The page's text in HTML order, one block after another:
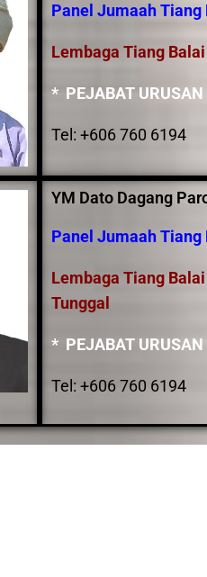
Panel Jumaah Tiang
Lembaga Tiang
* PEJABAT URUSAN
Tel: +606 760 6194
YM Dato Dagang
Panel Jumaah Tiang
Lembaga Tiang
Tunggal
* PEJABAT URUSAN
Tel: +606 760 6194